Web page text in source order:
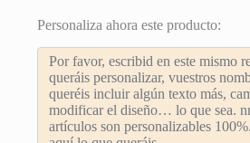
11,50€
Personaliza ahora este producto: